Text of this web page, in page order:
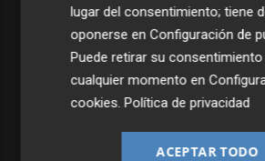
lugar del consentimiento; tiene
oponerse enConfiguración de
Puede retirar su consentimiento
cualquier momento en
cookies.Política de privacidad
ACEPTAR TODO